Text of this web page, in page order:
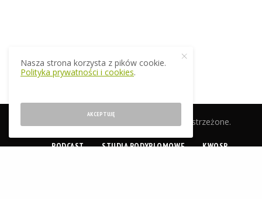
© 2019 EkstraTrener.pl. Wszelkie prawa zastrzeżone.
PODCAST STUDIA PODYPLOMOWE KWOSP
Nasza strona korzysta z pików cookie.
Polityka prywatności i cookies.
AKCEPTUJĘ